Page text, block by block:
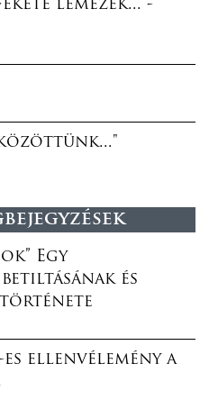
lemezek... -
Egy
és
története
es ellenvélemény a